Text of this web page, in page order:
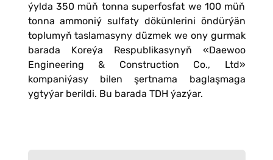
ýylda 350 müň tonna superfosfat we 100 müň
tonna ammoniý sulfaty dökünlerini öndürýän
toplumyň taslamasyny düzmek we ony gurmak
barada Koreýa Respublikasynyň «Daewoo
Engineering & Construction Co., Ltd»
kompaniýasy bilen şertnama baglaşmaga
ygtyýar berildi. Bu barada TDH ýazýar.